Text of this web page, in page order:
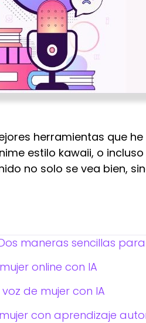
herramientas que
estilo kawaii, o
no solo se vea bien,
maneras sencillas
online con IA
de mujer con IA
con aprendizaje